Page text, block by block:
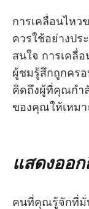
การเคลื่อนไห
ควรใช้อย่างปร
สนใจ การเคลื่
ผู้ชมรู้สึกถูกคร
คิดถึงผู้ที่คุณกำ
ของคุณให้เหมา
แสดงออ
คนที่คุณรู้จักที่มั่